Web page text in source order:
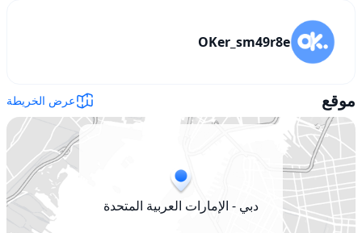
OKer_sm49r8e
موقع عرض الخريطة
دبي - الإمارات العربية المتحدة